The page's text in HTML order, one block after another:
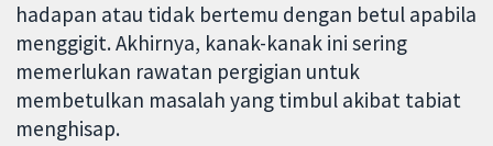
hadapan atau tidak bertemu dengan betul apabila
menggigit. Akhirnya, kanak-kanak ini sering
memerlukan rawatan pergigian untuk
membetulkan masalah yang timbul akibat tabiat
menghisap.